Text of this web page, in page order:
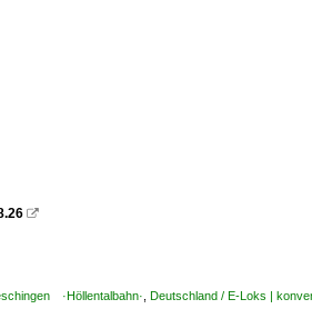

·Höllentalbahn· Deutschland / E-Loks |